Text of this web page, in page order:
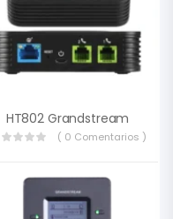
HT802 Grandstream
( 0 Comentarios )